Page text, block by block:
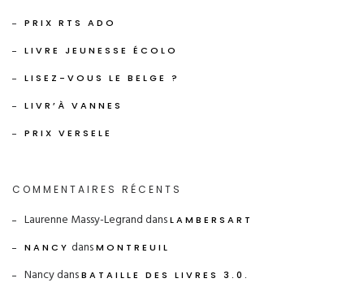
PRIX RTS ADO
LIVRE JEUNESSE ÉCOLO
LISEZ-VOUS LE BELGE ?
LIVR’À VANNES
PRIX VERSELE
COMMENTAIRES RÉCENTS
Laurenne Massy-LegranddansLAMBERSART
NANCY dansMONTREUIL
NancydansBATAILLE DES LIVRES 3.0.